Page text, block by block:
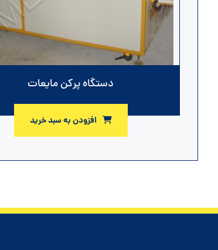
دستگاه پرکن مایعات
افزودن به سبد خرید